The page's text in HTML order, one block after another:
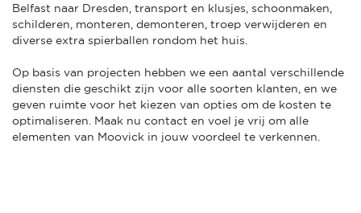
Belfast naar Dresden, transport en klusjes, schoonmaken,
schilderen, monteren, demonteren, troep verwijderen en
diverse extra spierballen rondom het huis.
Op basis van projecten hebben we een aantal verschillende
diensten die geschikt zijn voor alle soorten klanten, en we
geven ruimte voor het kiezen van opties om de kosten te
optimaliseren. Maak nu contact en voel je vrij om alle
elementen van Moovick in jouw voordeel te verkennen.